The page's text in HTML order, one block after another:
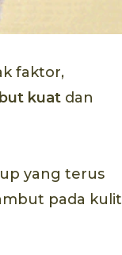
faktor,
kuat dan
yang terus
pada kulit